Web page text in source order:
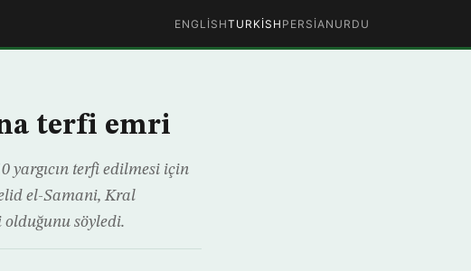
ENGLISHTURKISH PERSIAN URDU
terfi emri
yargıcın terfi edilmesi için
el-Samani, Kral
olduğunu söyledi.